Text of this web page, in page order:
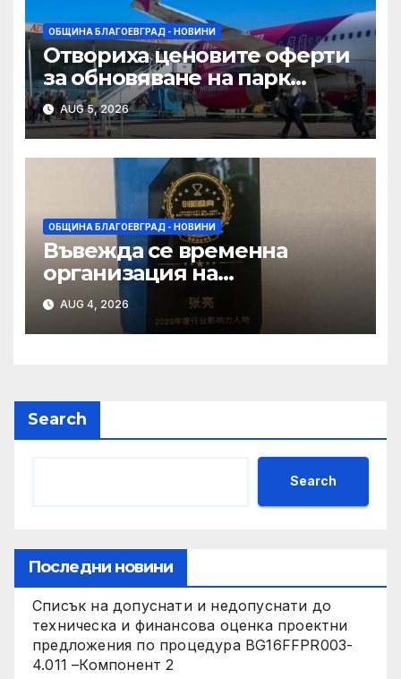
ОБЩИНА БЛАГОЕВГРАД - НОВИНИ
Отвориха ценовите оферти
за обновяване на парк
„Ловен дом“ и
„Ботаническа градина“ в
Благоевград
AUG 5, 2026
ОБЩИНА БЛАГОЕВГРАД - НОВИНИ
Въвежда се временна
организация на
движението по бул. „Васил
Левски“
AUG 4, 2026
Search
Search
Последни новини
Списък на допуснати и недопуснати до
техническа и финансова оценка проектни
предложения по процедура BG16FFPR003-
4.011 –Компонент 2